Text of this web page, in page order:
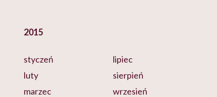
2015
styczeń
luty
marzec
lipiec
sierpień
wrzesień